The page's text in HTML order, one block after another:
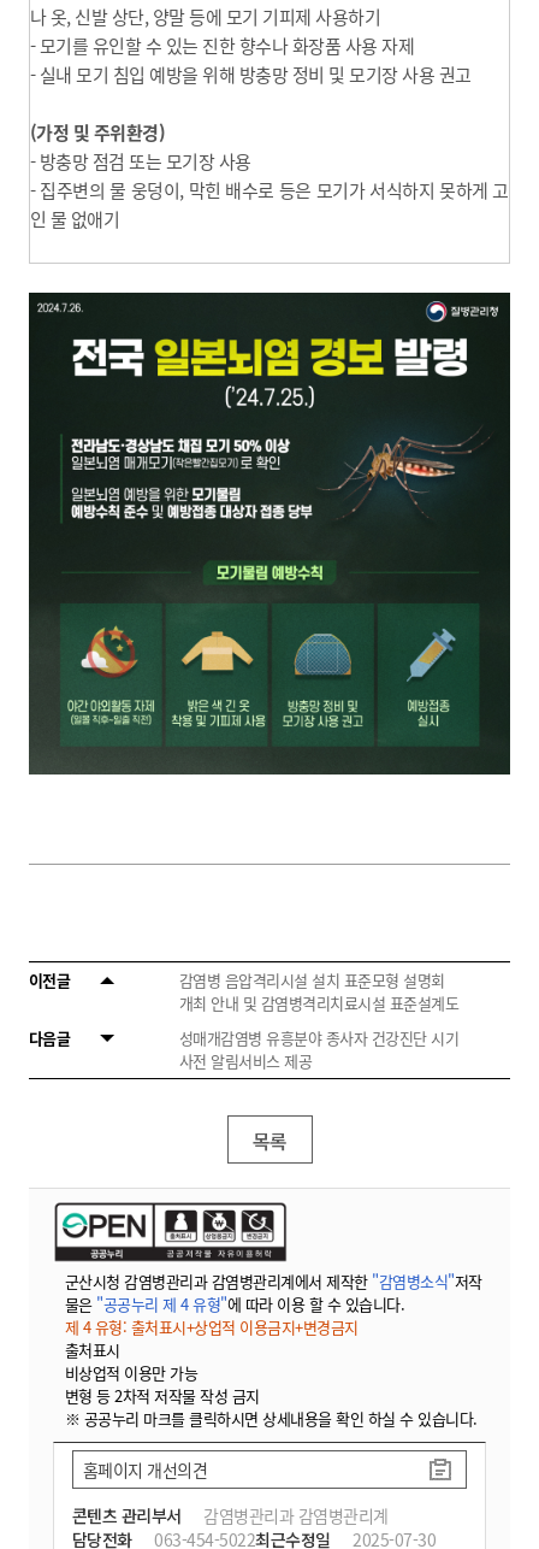
나 옷, 신발 상단, 양말 등에 모기 기피제 사용하기
- 모기를 유인할 수 있는 진한 향수나 화장품 사용 자제
- 실내 모기 침입 예방을 위해 방충망 정비 및 모기장 사용 권고
(가정 및 주위환경)
- 방충망 점검 또는 모기장 사용
- 집주변의 물 웅덩이, 막힌 배수로 등은 모기가 서식하지 못하게 고
인 물 없애기
이전글
감염병 음압격리시설 설치 표준모형 설명회
개최 안내 및 감염병격리치료시설 표준설계도
다음글
성매개감염병 유흥분야 종사자 건강진단 시기
사전 알림서비스 제공
목록
군산시청 감염병관리과 감염병관리계에서 제작한 "감염병소식"저작
물은 "공공누리 제 4 유형"에 따라 이용 할 수 있습니다.
제 4 유형: 출처표시+상업적 이용금지+변경금지
출처표시
비상업적 이용만 가능
변형 등 2차적 저작물 작성 금지
※ 공공누리 마크를 클릭하시면 상세내용을 확인 하실 수 있습니다.
콘텐츠 관리부서
감염병관리과 감염병관리계
담당전화
063-454-5022최근수정일 2025-07-30
홈페이지 개선의견